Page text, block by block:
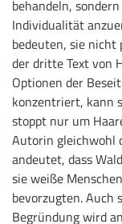
behandeln,
Individualität
bedeuten, sie nicht
der dritte Text von
Optionen der
konzentriert, kann
stoppt nur um
Autorin gleichwohl
andeutet, dass
sie weiße
bevorzugten. Auch
Begründung wird